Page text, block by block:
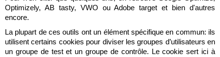
Lucas Taels
Manon Houppertz
Margaux Marien
Optimizely, AB tasty, VWO ou Adobe target et bien d'autres
encore.
La plupart de ces outils ont un élément spécifique en commun: ils
utilisent certains cookies pour diviser les groupes d’utilisateurs en
un groupe de test et un groupe de contrôle. Le cookie sert ici à